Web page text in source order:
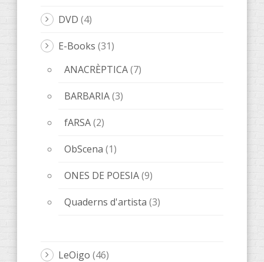
DVD (4)
E-Books (31)
ANACRÈPTICA(7)
BARBARIA(3)
fARSA(2)
ObScena (1)
ONES DE POESIA(9)
Quaderns d'artista (3)
LeOigo (46)